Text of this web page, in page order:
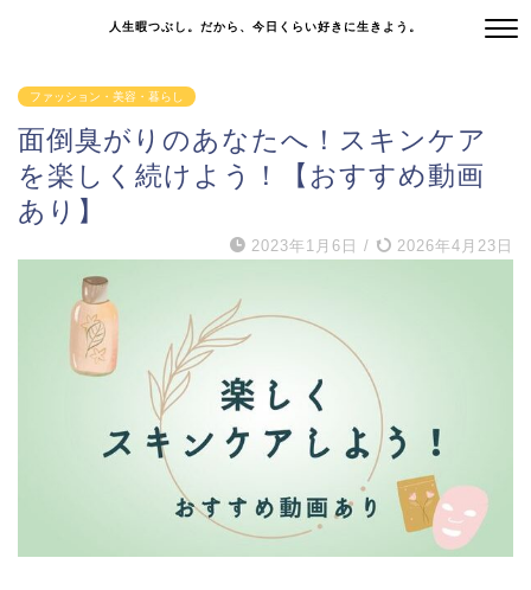
人生暇つぶし。だから、今日くらい好きに生きよう。
ファッション・美容・暮らし
面倒臭がりのあなたへ！スキンケア
を楽しく続けよう！【おすすめ動画
あり】
2023年1月6日 / 2026年4月23日